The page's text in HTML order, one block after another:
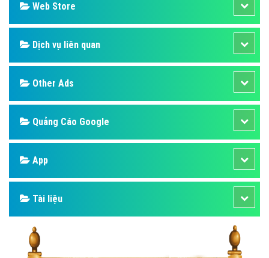
Web Store
Dịch vụ liên quan
Other Ads
Quảng Cáo Google
App
Tài liệu